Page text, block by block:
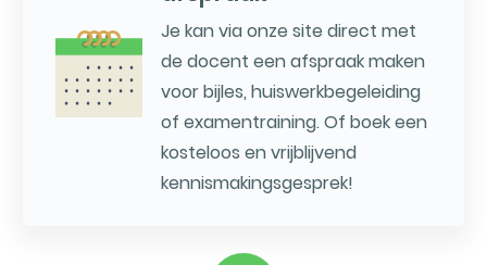
Je kan via onze site direct met
de docent een afspraak maken
voor bijles, huiswerkbegeleiding
of examentraining. Of boek een
kosteloos en vrijblijvend
kennismakingsgesprek!